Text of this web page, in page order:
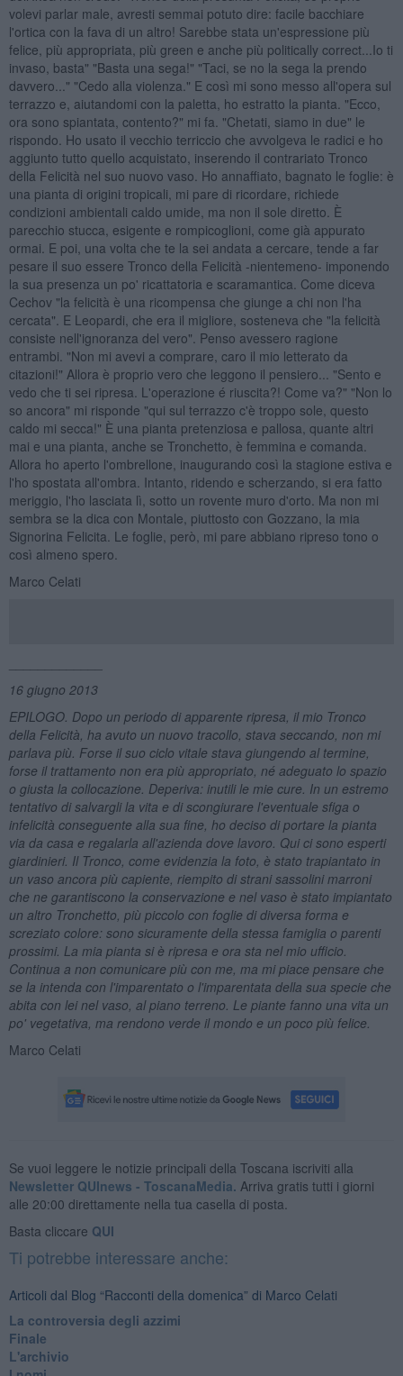
volevi parlar male, avresti semmai potuto dire: facile bacchiare
l'ortica con la fava di un altro! Sarebbe stata un'espressione più
felice, più appropriata, più green e anche più politically correct...Io ti
invaso, basta" "Basta una sega!" "Taci, se no la sega la prendo
davvero..." "Cedo alla violenza." E così mi sono messo all'opera sul
terrazzo e, aiutandomi con la paletta, ho estratto la pianta. "Ecco,
ora sono spiantata, contento?" mi fa. "Chetati, siamo in due" le
rispondo. Ho usato il vecchio terriccio che avvolgeva le radici e ho
aggiunto tutto quello acquistato, inserendo il contrariato Tronco
della Felicità nel suo nuovo vaso. Ho annaffiato, bagnato le foglie: è
una pianta di origini tropicali, mi pare di ricordare, richiede
condizioni ambientali caldo umide, ma non il sole diretto. È
parecchio stucca, esigente e rompicoglioni, come già appurato
ormai. E poi, una volta che te la sei andata a cercare, tende a far
pesare il suo essere Tronco della Felicità -nientemeno- imponendo
la sua presenza un po' ricattatoria e scaramantica. Come diceva
Cechov "la felicità è una ricompensa che giunge a chi non l'ha
cercata". E Leopardi, che era il migliore, sosteneva che "la felicità
consiste nell'ignoranza del vero". Penso avessero ragione
entrambi. "Non mi avevi a comprare, caro il mio letterato da
citazioni!" Allora è proprio vero che leggono il pensiero... "Sento e
vedo che ti sei ripresa. L'operazione é riuscita?! Come va?" "Non lo
so ancora" mi risponde "qui sul terrazzo c'è troppo sole, questo
caldo mi secca!" È una pianta pretenziosa e pallosa, quante altri
mai e una pianta, anche se Tronchetto, è femmina e comanda.
Allora ho aperto l'ombrellone, inaugurando così la stagione estiva e
l'ho spostata all'ombra. Intanto, ridendo e scherzando, si era fatto
meriggio, l'ho lasciata lì, sotto un rovente muro d'orto. Ma non mi
sembra se la dica con Montale, piuttosto con Gozzano, la mia
Signorina Felicita. Le foglie, però, mi pare abbiano ripreso tono o
così almeno spero.
Marco Celati
16 giugno 2013
EPILOGO. Dopo un periodo di apparente ripresa, il mio Tronco
della Felicità, ha avuto un nuovo tracollo, stava seccando, non mi
parlava più. Forse il suo ciclo vitale stava giungendo al termine,
forse il trattamento non era più appropriato, né adeguato lo spazio
o giusta la collocazione. Deperiva: inutili le mie cure. In un estremo
tentativo di salvargli la vita e di scongiurare l'eventuale sfiga o
infelicità conseguente alla sua fine, ho deciso di portare la pianta
via da casa e regalarla all'azienda dove lavoro. Qui ci sono esperti
giardinieri. Il Tronco, come evidenzia la foto, è stato trapiantato in
un vaso ancora più capiente, riempito di strani sassolini marroni
che ne garantiscono la conservazione e nel vaso è stato impiantato
un altro Tronchetto, più piccolo con foglie di diversa forma e
screziato colore: sono sicuramente della stessa famiglia o parenti
prossimi. La mia pianta si è ripresa e ora sta nel mio ufficio.
Continua a non comunicare più con me, ma mi piace pensare che
se la intenda con l'imparentato o l'imparentata della sua specie che
abita con lei nel vaso, al piano terreno. Le piante fanno una vita un
po' vegetativa, ma rendono verde il mondo e un poco più felice.
Marco Celati
Se vuoi leggere le notizie principali della Toscana iscriviti alla
Newsletter QUInews - ToscanaMedia. Arriva gratis tutti i giorni
alle 20:00 direttamente nella tua casella di posta.
Basta cliccare QUI
Ti potrebbe interessare anche:
Articoli dal Blog “Racconti della domenica” di Marco Celati
La controversia degli azzimi
Finale
L'archivio